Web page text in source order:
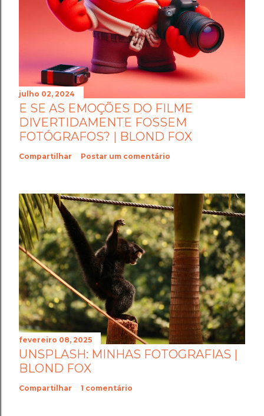
julho 02, 2024
E SE AS EMOÇÕES DO FILME
DIVERTIDAMENTE FOSSEM
FOTÓGRAFOS? | BLOND FOX
Compartilhar Postar um comentário
fevereiro 08, 2025
UNSPLASH: MINHAS FOTOGRAFIAS |
BLOND FOX
Compartilhar 1 comentário